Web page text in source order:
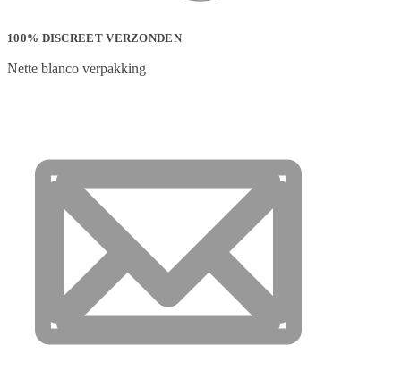
100% DISCREET VERZONDEN
Nette blanco verpakking